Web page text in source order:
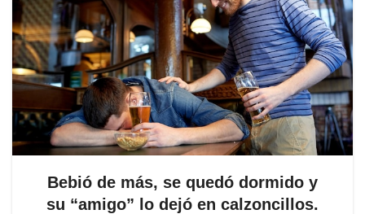
Bebió de más, se quedó dormido y
su “amigo” lo dejó en calzoncillos.